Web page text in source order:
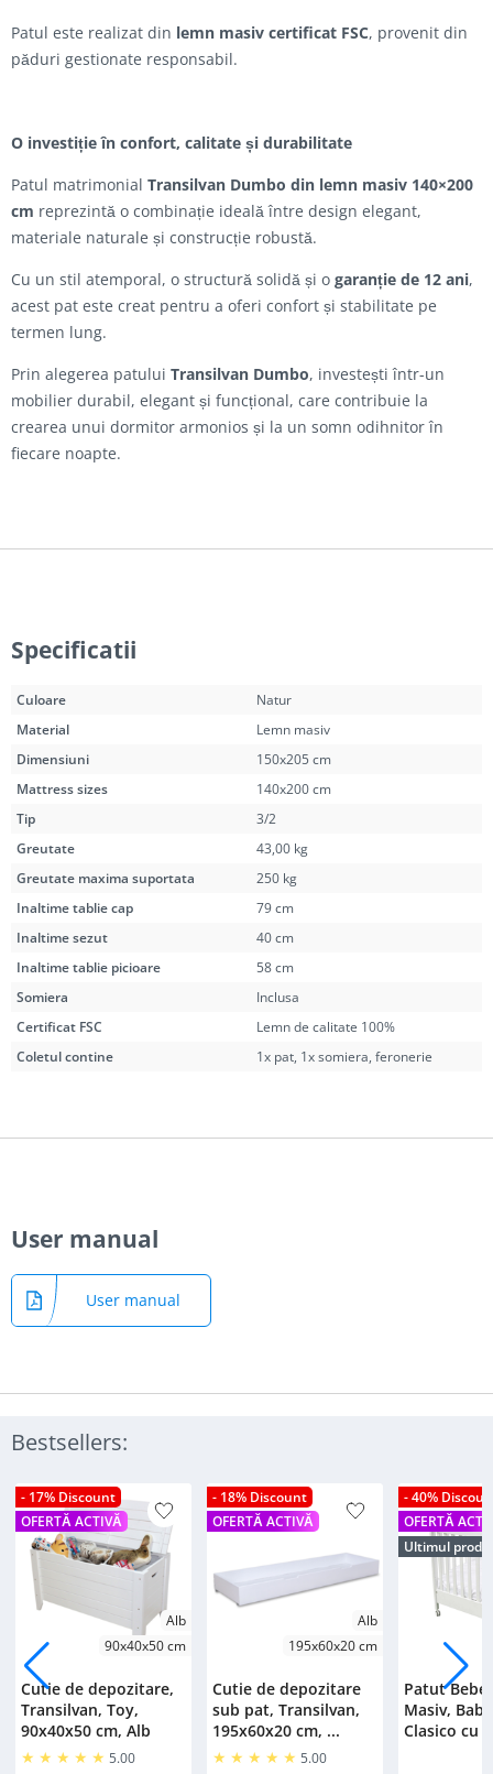
Patul este realizat din lemn masiv certificat FSC, provenit din
păduri gestionate responsabil.
O investiție în confort, calitate și durabilitate
Patul matrimonial Transilvan Dumbo din lemn masiv 140×200
cm reprezintă o combinație ideală între design elegant,
materiale naturale și construcție robustă.
Cu un stil atemporal, o structură solidă și o garanție de 12 ani,
acest pat este creat pentru a oferi confort și stabilitate pe
termen lung.
Prin alegerea patului Transilvan Dumbo, investești într-un
mobilier durabil, elegant și funcțional, care contribuie la
crearea unui dormitor armonios și la un somn odihnitor în
fiecare noapte.
Specificatii
Culoare
Natur
Material
Lemn masiv
Dimensiuni
150x205 cm
Mattress sizes
140x200 cm
Tip
3/2
Greutate
43,00 kg
Greutate maxima suportata
250 kg
Inaltime tablie cap
79 cm
Inaltime sezut
40 cm
Inaltime tablie picioare
58 cm
Somiera
Inclusa
Certificat FSC
Lemn de calitate 100%
Coletul contine
1x pat, 1x somiera, feronerie
User manual
User manual
Bestsellers:
- 17% Discount
OFERTĂ ACTIVĂ
Alb
90x40x50 cm
Cutie de depozitare,
Transilvan, Toy,
90x40x50 cm, Alb
5.00
- 18% Discount
OFERTĂ ACTIVĂ
Alb
195x60x20 cm
Cutie de depozitare
sub pat, Transilvan,
195x60x20 cm, ...
5.00
- 40%
OFERTĂ
Ultimul
Patut
Masiv,
Clasico cu